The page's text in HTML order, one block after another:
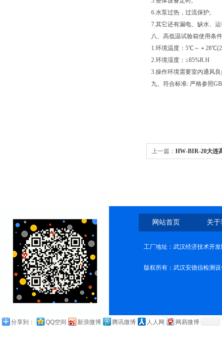
6.水泵过热，过流保护;
7.其它还有漏电、缺水、
八、高低温试验箱使用条
1.环境温度：5℃～＋
2.环境湿度：≤85%R.H
3.操作环境需要室内通风
九、符合标准: 严格参照
上一篇： HW-BIR-20大连
网站首页 关
工厂地址：武汉经济技术开
版权所有：武汉安德信检测
分享到： QQ空间 新浪微博 腾讯微博 人人网 网易微博